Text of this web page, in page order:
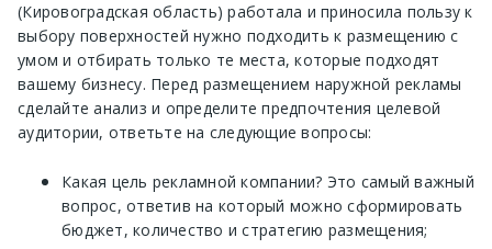
(Кировоградская область) работала и приносила пользу к
выбору поверхностей нужно подходить к размещению с
умом и отбирать только те места, которые подходят
вашему бизнесу. Перед размещением наружной рекламы
сделайте анализ и определите предпочтения целевой
аудитории, ответьте на следующие вопросы:
Какая цель рекламной компании? Это самый важный
вопрос, ответив на который можно сформировать
бюджет, количество и стратегию размещения;